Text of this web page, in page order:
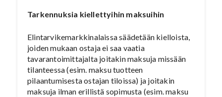
Tarkennuksia kiellettyihin maksuihin
Elintarvikemarkkinalaissa säädetään kielloista,
joiden mukaan ostaja ei saa vaatia
tavarantoimittajalta joitakin maksuja missään
tilanteessa (esim. maksu tuotteen
pilaantumisesta ostajan tiloissa) ja joitakin
maksuja ilman erillistä sopimusta (esim. maksu